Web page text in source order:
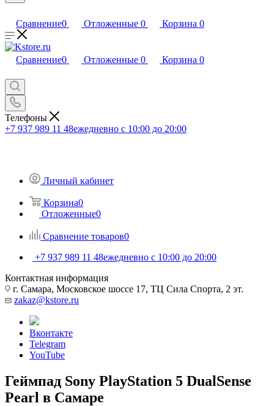
Сравнение0 Отложенные 0 Корзина 0
Сравнение0 Отложенные 0 Корзина 0
Телефоны
+7 937 989 11 48ежедневно с 10:00 до 20:00
Личный кабинет
Корзина0
Отложенные0
Сравнение товаров0
+7 937 989 11 48ежедневно с 10:00 до 20:00
Контактная информация
г. Самара, Московское шоссе 17, ТЦ Сила Спорта, 2 эт.
zakaz@kstore.ru
Вконтакте
Telegram
YouTube
Геймпад Sony PlayStation 5 DualSense
Pearl в Самаре